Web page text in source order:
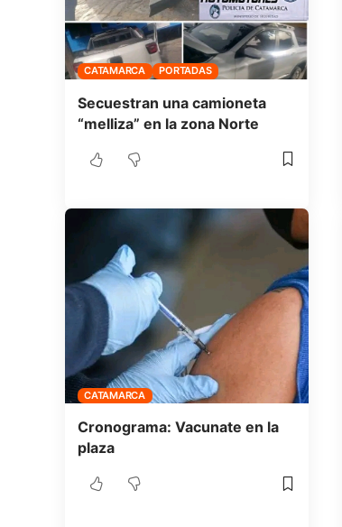
CATAMARCA PORTADAS
Secuestran una camioneta
“melliza” en la zona Norte
CATAMARCA
Cronograma: Vacunate en la
plaza